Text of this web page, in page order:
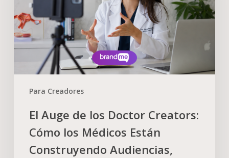
Para Creadores
El Auge de los Doctor Creators:
Cómo los Médicos Están
Construyendo Audiencias,